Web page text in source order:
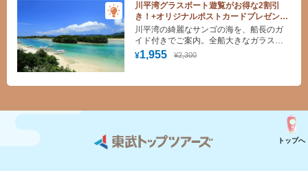
川平湾グラスボート遊覧がお得な2割引
き！+オリジナルポストカードプレゼント
♪
¥1,955 ¥2,300
川平湾の綺麗なサンゴの海を、船長のガ
イド付きでご案内。全船大きなガラス面
だから見ごたえ抜群♪揺れにくい安定走行
で船酔いの心配もありません♬ 新造船
プ！
トップへ